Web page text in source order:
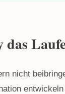
das
nicht